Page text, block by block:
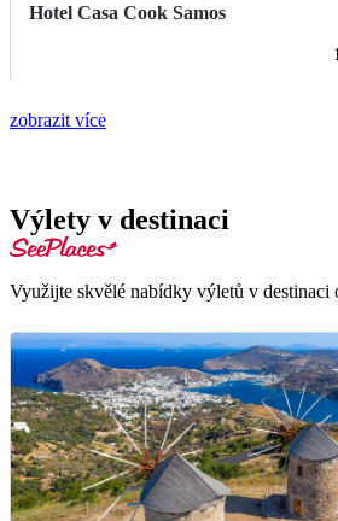
Hotel Casa Cook Samos
zobrazit více
Výlety v destinaci
Využijte skvělé nabídky výletů v destinaci